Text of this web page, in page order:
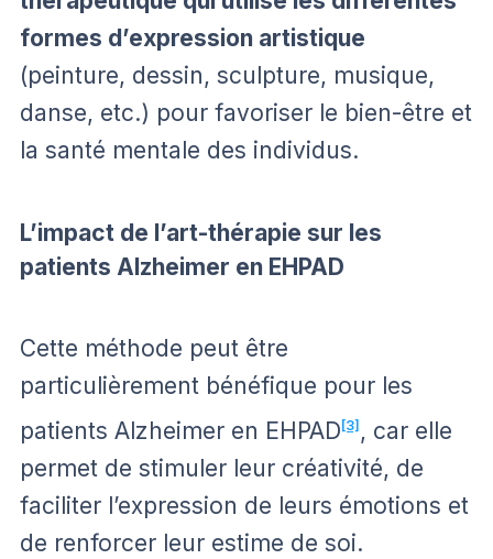
formes d’expression artistique
(peinture, dessin, sculpture, musique,
danse, etc.) pour favoriser le bien-être et
la santé mentale des individus.
L’impact de l’art-thérapie sur les
patients Alzheimer en EHPAD
Cette méthode peut être
particulièrement bénéfique pour les
patients Alzheimer en EHPAD [3] , car elle
permet de stimuler leur créativité, de
faciliter l’expression de leurs émotions et
de renforcer leur estime de soi.